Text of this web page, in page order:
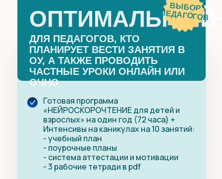
ДЛЯ ПЕДАГОГОВ, КТО
ПЛАНИРУЕТ ВЕСТИ ЗАНЯТИЯ В
ОУ, А ТАКЖЕ ПРОВОДИТЬ
ЧАСТНЫЕ УРОКИ ОНЛАЙН ИЛИ
ОЧНО
Готовая программа
«НЕЙРОСКОРОЧТЕНИЕ для детей и
взрослых» на один год (72 часа) +
Интенсивы на каникулах на 10 занятий:
- учебный план
- поурочные планы
- система аттестации и мотивации
- 3 рабочие тетради в pdf
ВЫБОР
ПЕДАГОГОВ